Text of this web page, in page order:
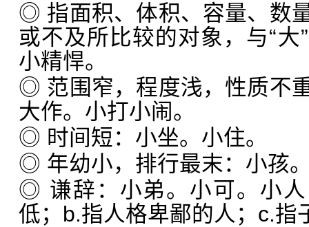
◎ 指面积、体积、容量、数
或不及所比较的对象，与“
小精悍。
◎ 范围窄，程度浅，性质不
大作。小打小闹。
◎ 时间短：小坐。小住。
◎ 年幼小，排行最末：小孩
◎ 谦辞：小弟。小可。小
低；b.指人格卑鄙的人；c.指